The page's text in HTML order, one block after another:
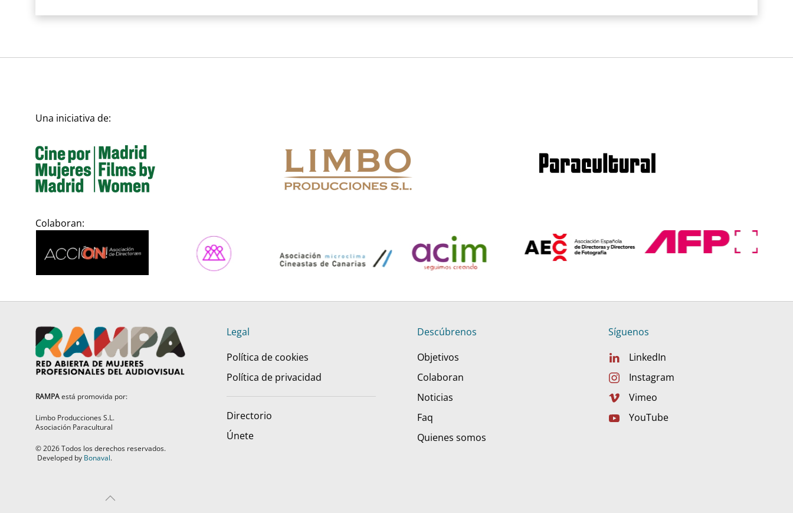
Una iniciativa de:
Colaboran:
Legal
Política de cookies
Política de privacidad
Directorio
Únete
Descúbrenos
Objetivos
Colaboran
Noticias
Faq
Quienes somos
Síguenos
LinkedIn
Instagram
Vimeo
YouTube
RAMPAestá promovida por:
Limbo Producciones S.L.
Asociación Paracultural
©2026Todos los derechos reservados.
Developed by Bonaval.